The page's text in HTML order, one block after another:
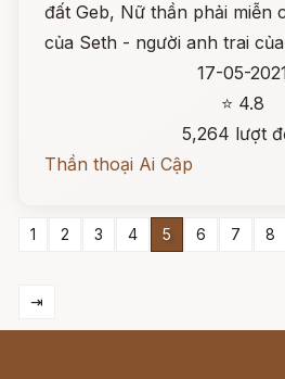
đất Geb, Nữ thần phải miễn
của Seth - người anh trai
17-05-
⭐ 4.8
5,264 lượt
Thần thoại Ai Cập
1 2 3 4 5 6 7 8
⇥